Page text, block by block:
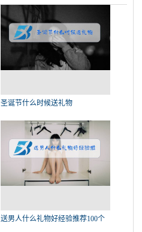
圣诞节什么时候送礼物
送男人什么礼物好经验推荐100个